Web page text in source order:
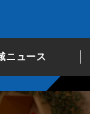
ニュース